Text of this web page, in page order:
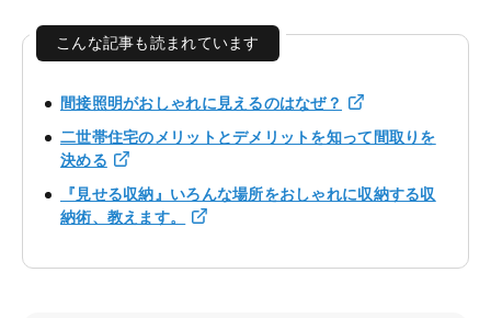
こんな記事も読まれています
間接照明がおしゃれに見えるのはなぜ？
二世帯住宅のメリットとデメリットを知って間取りを
決める
『見せる収納』いろんな場所をおしゃれに収納する収
納術、教えます。